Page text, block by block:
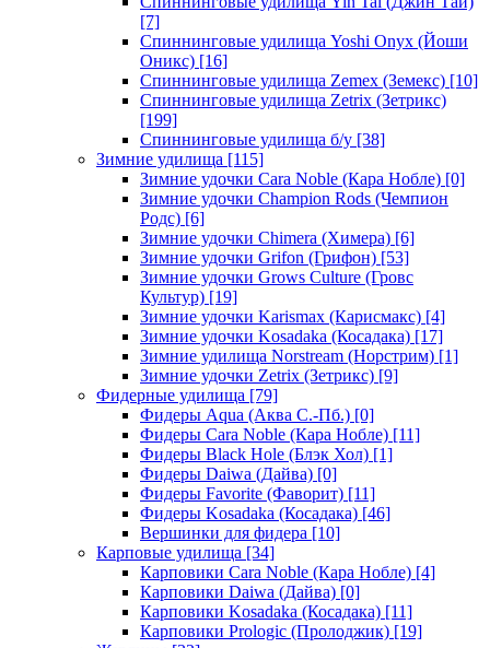
[7]
Спиннинговые удилища Yoshi Onyx (Йоши
Оникс) [16]
Спиннинговые удилища Zemex (Земекс) [10]
Спиннинговые удилища Zetrix (Зетрикс)
[199]
Спиннинговые удилища б/у [38]
Зимние удилища [115]
Зимние удочки Cara Noble (Кара Нобле) [0]
Зимние удочки Champion Rods (Чемпион
Родс) [6]
Зимние удочки Chimera (Химера) [6]
Зимние удочки Grifon (Грифон) [53]
Зимние удочки Grows Culture (Гровс
Культур) [19]
Зимние удочки Karismax (Карисмакс) [4]
Зимние удочки Kosadaka (Косадака) [17]
Зимние удилища Norstream (Норстрим) [1]
Зимние удочки Zetrix (Зетрикс) [9]
Фидерные удилища [79]
Фидеры Aqua (Аква С.-Пб.) [0]
Фидеры Cara Noble (Кара Нобле) [11]
Фидеры Black Hole (Блэк Хол) [1]
Фидеры Daiwa (Дайва) [0]
Фидеры Favorite (Фаворит) [11]
Фидеры Kosadaka (Косадака) [46]
Вершинки для фидера [10]
Карповые удилища [34]
Карповики Cara Noble (Кара Нобле) [4]
Карповики Daiwa (Дайва) [0]
Карповики Kosadaka (Косадака) [11]
Карповики Prologic (Пролоджик) [19]